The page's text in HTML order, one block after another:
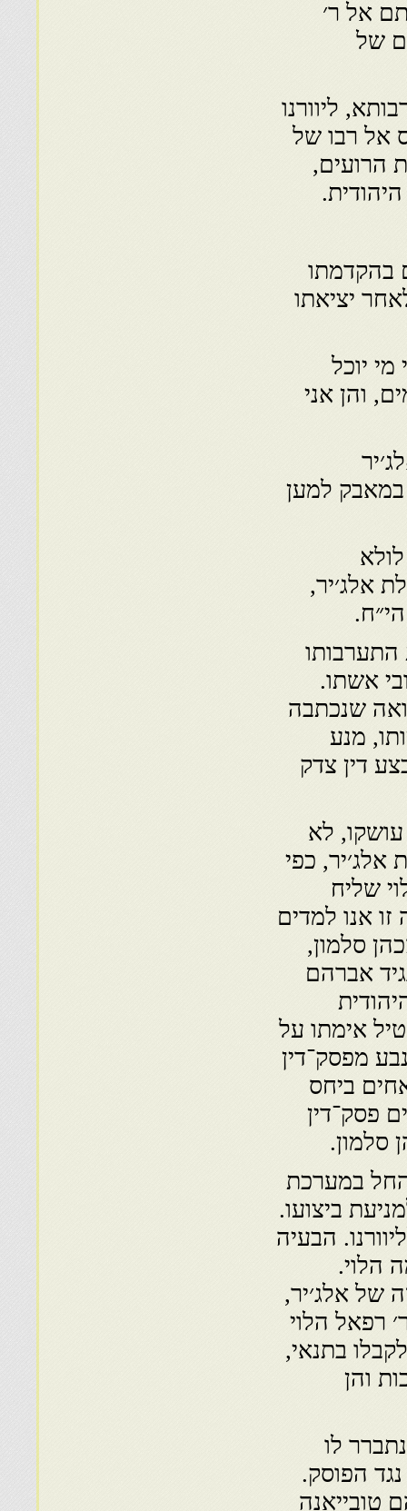
אל ר׳
של
ליוורנו
אל רבו של
הרועים,
בהקדמתו
יציאתו
יוכל
והן אני
במאבק למען
אלג׳יר,
התערבותו
אשתו.
שנכתבה
מנע
דין צדק
לא
אלג׳יר, כפי
שליח
מתשובה זו אנו למדים
סלמון,
אברהם
אימתו על
מפסק־דין
ביחס
פסק־דין
סלמון.
החל במערכת
ביצועו.
הבעיה
הלוי.
של אלג׳יר,
רפאל הלוי
בתנאי,
והן
לו
הפוסק.
טובייאנה